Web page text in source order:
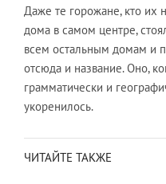
Даже те горожане, кто их
дома в самом центре,
всем остальным домам и
отсюда и название. Оно,
грамматически и
укоренилось.
ЧИТАЙТЕ ТАКЖЕ